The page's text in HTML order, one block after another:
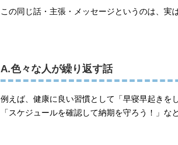
この同じ話・主張・メッセージというのは、実
A.色々な人が繰り返す話
例えば、健康に良い習慣として「早寝早起きを
「スケジュールを確認して納期を守ろう！」な